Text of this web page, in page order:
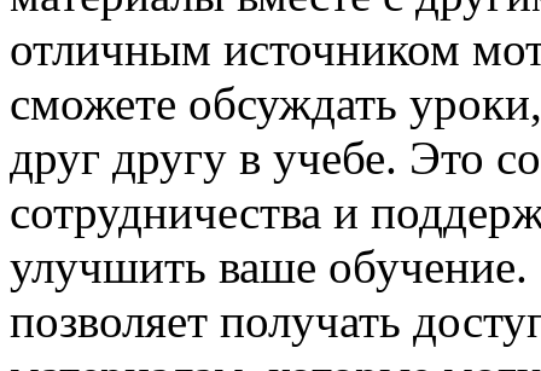
отличным источником
сможете обсуждать
друг другу в учебе. Это
сотрудничества и
улучшить ваше обучение.
позволяет получать